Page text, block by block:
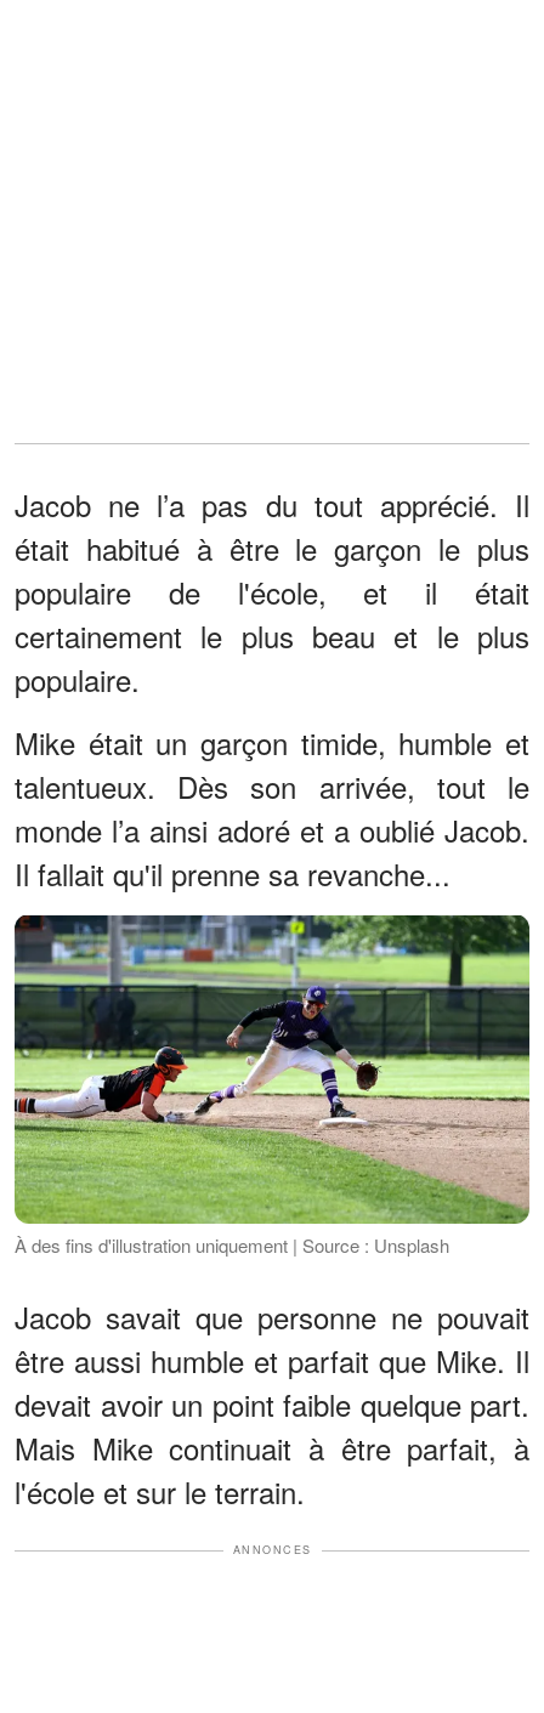
Jacob ne l’a pas du tout apprécié. Il
était habitué à être le garçon le plus
populaire de l'école, et il était
certainement le plus beau et le plus
populaire.
Mike était un garçon timide, humble et
talentueux. Dès son arrivée, tout le
monde l’a ainsi adoré et a oublié Jacob.
Il fallait qu'il prenne sa revanche...
À des fins d'illustration uniquement | Source : Unsplash
Jacob savait que personne ne pouvait
être aussi humble et parfait que Mike. Il
devait avoir un point faible quelque part.
Mais Mike continuait à être parfait, à
l'école et sur le terrain.
ANNONCES